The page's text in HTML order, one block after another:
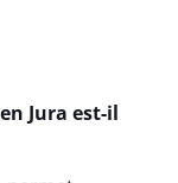
Jura est-il